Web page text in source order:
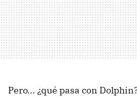
Pero... ¿qué pasa con